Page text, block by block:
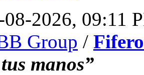
08-2026, 09:11
Group /
manos”